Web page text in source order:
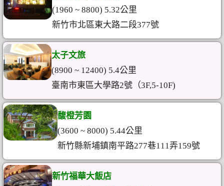
(1960 ~ 8800) 5.32公里
新竹市北區東大路二段377號
太子文旅
(8900 ~ 12400) 5.4公里
臺南市東區大學路2號（3F,5-10F)
馥橙芳園
(3600 ~ 8000) 5.44公里
新竹縣新埔鎮南平路277巷111弄159號
新竹福華大飯店